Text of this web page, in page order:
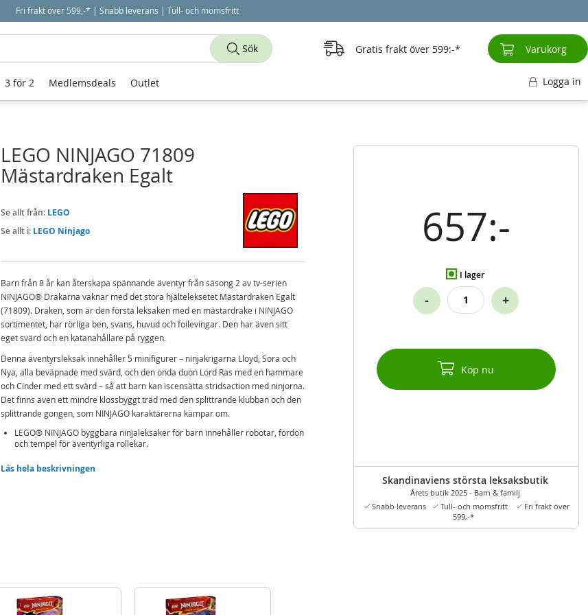
Fri frakt över 599,-* | Snabb leverans | Tull- och momsfritt
657:-
I lager
- +
Köp nu
Skandinaviens största leksaksbutik
Årets butik 2025 - Barn & familj
Snabb leverans
Tull- och momsfritt
Fri frakt över
599,-*
LEGO NINJAGO 71809
Mästardraken Egalt
Se allt från: LEGO
Se allt i: LEGO Ninjago
Barn från 8 år kan återskapa spännande äventyr från säsong 2 av tv-serien
NINJAGO® Drakarna vaknar med det stora hjälteleksetet Mästardraken Egalt
(71809). Draken, som är den första leksaken med en mästardrake i NINJAGO
sortimentet, har rörliga ben, svans, huvud och foilevingar. Den har även sitt
eget svärd och en katanahållare på ryggen.
Denna äventyrsleksak innehåller 5 minifigurer – ninjakrigarna Lloyd, Sora och
Nya, alla beväpnade med svärd, och den onda duon Lord Ras med en hammare
och Cinder med ett svärd – så att barn kan iscensätta stridsaction med ninjorna.
Det finns även ett mindre klossbyggt träd med den splittrande klubban och den
splittrande gongen, som NINJAGO karaktärerna kämpar om.
LEGO® NINJAGO byggbara ninjaleksaker för barn innehåller robotar, fordon
och tempel för äventyrliga rollekar.
barn genom ett enkelt och intuitivt byggäventyr.
Värdefull ninjaskatt – Leksaken innehåller ett klossbyggt träd med den
splittrande klubban och den splittrande gongen, som NINJAGO®
Läs hela beskrivningen
Sök Gratis frakt över 599:- Varukorg
3 för 2 Medlemsdeals Outlet Logga in